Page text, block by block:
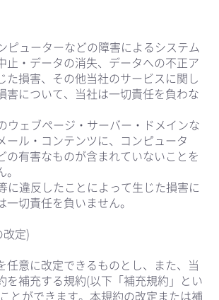
ピューターなどの障害によるシステム
止・データの消失、データへの不正ア
た損害、その他当社のサービスに関し
害について、当社は一切責任を負わな
ウェブページ・サーバー・ドメインな
ール・コンテンツに、コンピュータ
の有害なものが含まれていないことを
に違反したことによって生じた損害に
切責任を負いません。
定)
任意に改定できるものとし、また、当
を補充する規約(以下「補充規約」とい
とができます。本規約の改定または補